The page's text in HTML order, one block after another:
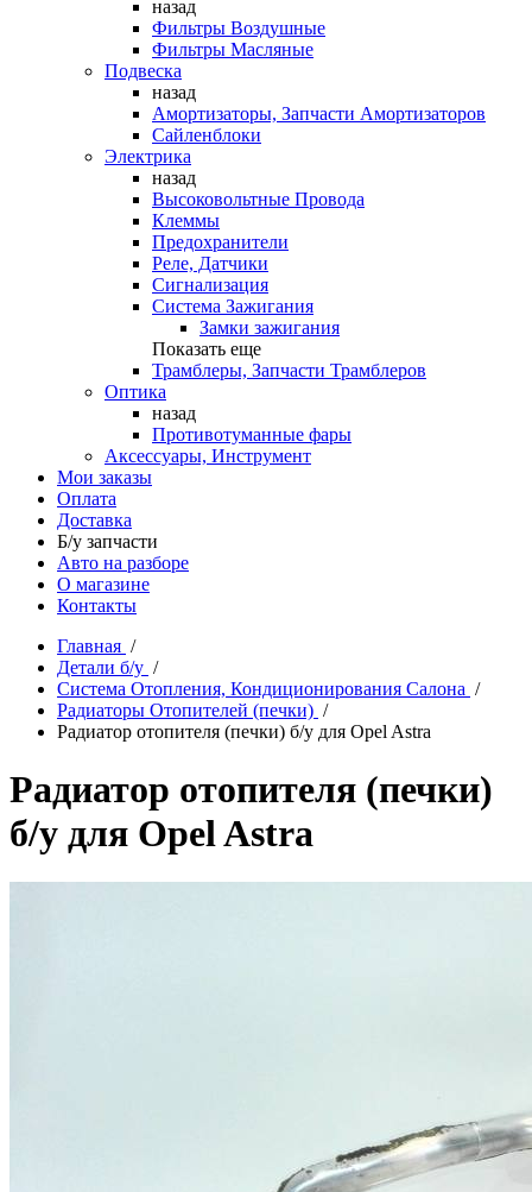
назад
Фильтры Воздушные
Фильтры Масляные
Подвеска
назад
Амортизаторы, Запчасти Амортизаторов
Сайленблоки
Электрика
назад
Высоковольтные Провода
Клеммы
Предохранители
Реле, Датчики
Сигнализация
Система Зажигания
Замки зажигания
Показать еще
Трамблеры, Запчасти Трамблеров
Оптика
назад
Противотуманные фары
Аксессуары, Инструмент
Мои заказы
Оплата
Доставка
Б/у запчасти
Авто на разборе
О магазине
Контакты
Главная /
Детали б/у /
Система Отопления, Кондиционирования Салона /
Радиаторы Отопителей (печки) /
Радиатор отопителя (печки) б/у для Opel Astra
Радиатор отопителя (печки)
б/у для Opel Astra